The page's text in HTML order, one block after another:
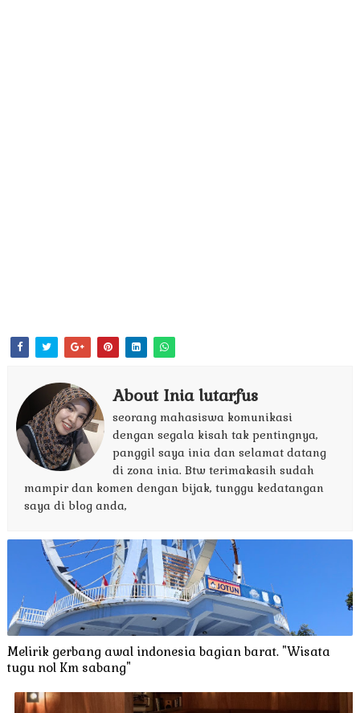
About Inia lutarfus
seorang mahasiswa komunikasi
dengan segala kisah tak pentingnya,
panggil saya inia dan selamat datang
di zona inia. Btw terimakasih sudah
mampir dan komen dengan bijak, tunggu kedatangan
saya di blog anda,
Melirik gerbang awal indonesia bagian barat. "Wisata
tugu nol Km sabang"